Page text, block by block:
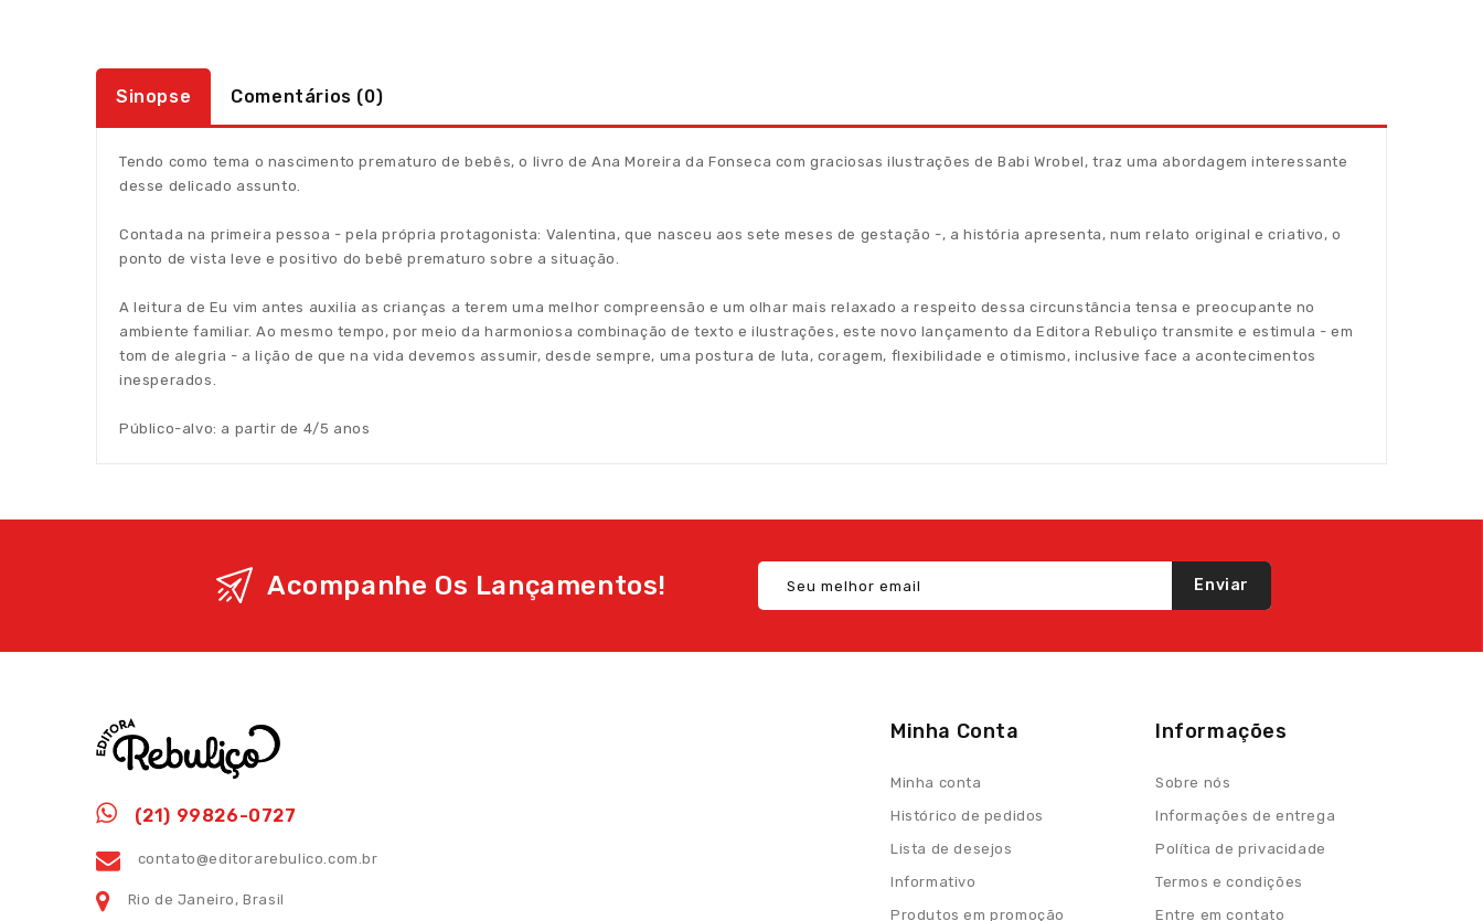
Sinopse Comentários (0)
Tendo como tema o nascimento prematuro de bebês, o livro de Ana Moreira da Fonseca com graciosas ilustrações de Babi Wrobel, traz uma abordagem interessante
desse delicado assunto.
Contada na primeira pessoa - pela própria protagonista: Valentina, que nasceu aos sete meses de gestação -, a história apresenta, num relato original e criativo, o
ponto de vista leve e positivo do bebê prematuro sobre a situação.
A leitura de Eu vim antes auxilia as crianças a terem uma melhor compreensão e um olhar mais relaxado a respeito dessa circunstância tensa e preocupante no
ambiente familiar. Ao mesmo tempo, por meio da harmoniosa combinação de texto e ilustrações, este novo lançamento da Editora Rebuliço transmite e estimula - em
tom de alegria - a lição de que na vida devemos assumir, desde sempre, uma postura de luta, coragem, flexibilidade e otimismo, inclusive face a acontecimentos
inesperados.
Público-alvo: a partir de 4/5 anos
Acompanhe Os Lançamentos! Enviar
(21) 99826-0727
contato@editorarebulico.com.br
Rio de Janeiro, Brasil
Informações
Sobre nós
Informações de entrega
Política de privacidade
Termos e condições
Entre em contato
Minha Conta
Minha conta
Histórico de pedidos
Lista de desejos
Informativo
Produtos em promoção